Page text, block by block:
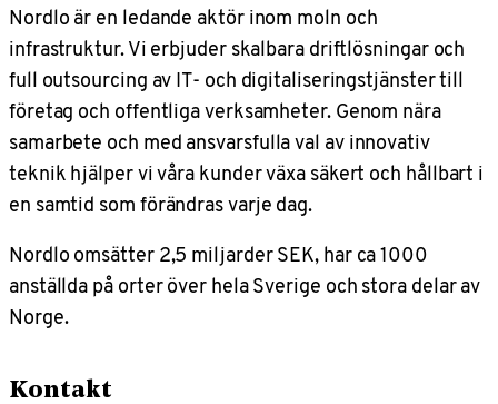
Nordlo är en ledande aktör inom moln och
infrastruktur. Vi erbjuder skalbara driftlösningar och
full outsourcing av IT- och digitaliseringstjänster till
företag och offentliga verksamheter. Genom nära
samarbete och med ansvarsfulla val av innovativ
teknik hjälper vi våra kunder växa säkert och hållbart i
en samtid som förändras varje dag.
Nordlo omsätter 2,5 miljarder SEK, har ca 1000
anställda på orter över hela Sverige och stora delar av
Norge.
Kontakt